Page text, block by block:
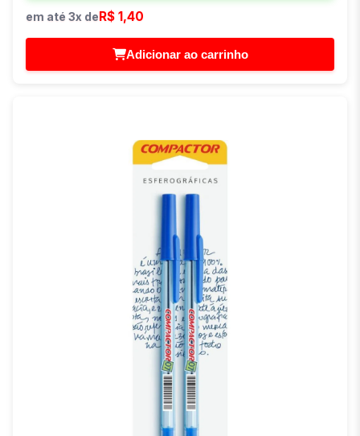
em até 3x deR$ 1,40
Adicionar ao carrinho